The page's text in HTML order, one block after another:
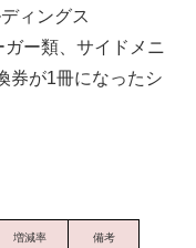
ィングス
ガー類、サイドメニ
券が1冊になったシ
増減率 備考